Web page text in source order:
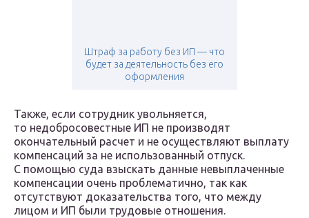
Штраф за работу без ИП — что
будет за деятельность без его
оформления
Также, если сотрудник увольняется,
то недобросовестные ИП не производят
окончательный расчет и не осуществляют выплату
компенсаций за не использованный отпуск.
С помощью суда взыскать данные невыплаченные
компенсации очень проблематично, так как
отсутствуют доказательства того, что между
лицом и ИП были трудовые отношения.